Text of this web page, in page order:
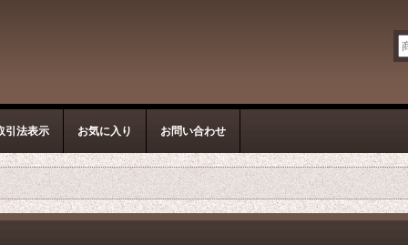
引法表示 お気に入り お問い合わせ